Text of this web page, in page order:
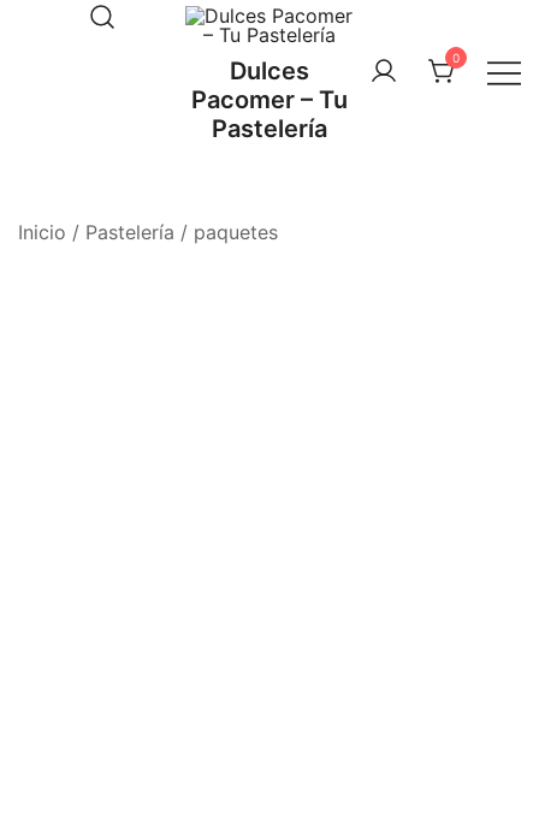
Dulces
Pacomer – Tu
Pastelería
0
Inicio / Pastelería / paquetes